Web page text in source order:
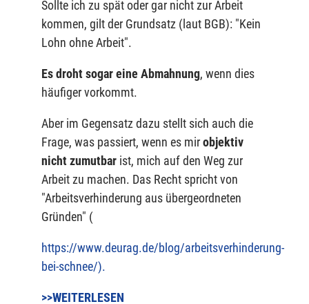
Sollte ich zu spät oder gar nicht zur Arbeit
kommen, gilt der Grundsatz (laut BGB): "Kein
Lohn ohne Arbeit".
Es droht sogar eine Abmahnung, wenn dies
häufiger vorkommt.
Aber im Gegensatz dazu stellt sich auch die
Frage, was passiert, wenn es mirobjektiv
nicht zumutbar ist, mich auf den Weg zur
Arbeit zu machen. Das Recht spricht von
"Arbeitsverhinderung aus übergeordneten
Gründen" (
https://www.deurag.de/blog/arbeitsverhinderung-
bei-schnee/).
>>WEITERLESEN